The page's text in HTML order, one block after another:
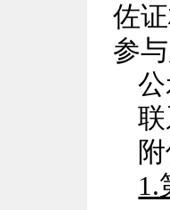
佐
参与
附
1.